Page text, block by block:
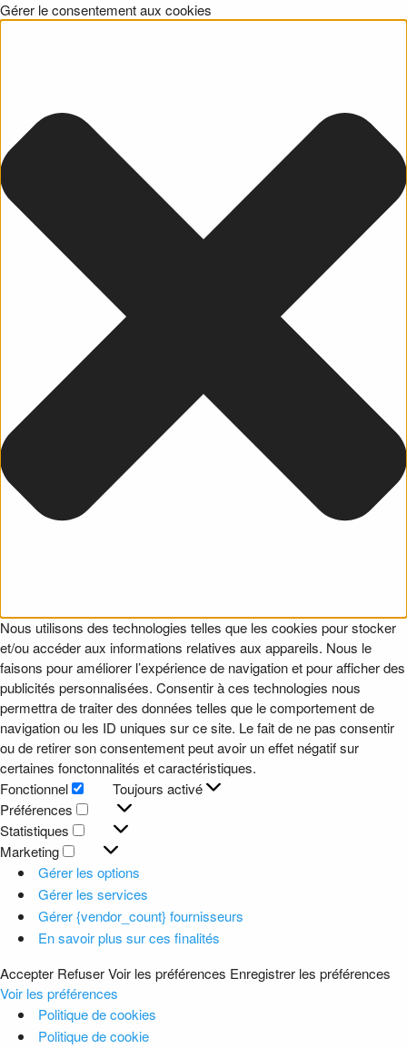
Gérer le consentement aux cookies
Nous utilisons des technologies telles que les cookies pour stocker
et/ou accéder aux informations relatives aux appareils. Nous le
faisons pour améliorer l’expérience de navigation et pour afficher des
publicités personnalisées. Consentir à ces technologies nous
permettra de traiter des données telles que le comportement de
navigation ou les ID uniques sur ce site. Le fait de ne pas consentir
ou de retirer son consentement peut avoir un effet négatif sur
certaines fonctonnalités et caractéristiques.
Fonctionnel
Fonctionnel
Toujours activé
Préférences
Préférences
Statistiques
Statistiques
Marketing
Marketing
Gérer les options
Gérer les services
Gérer {vendor_count} fournisseurs
En savoir plus sur ces finalités
Accepter RefuserVoir les préférences Enregistrer les préférences
Voir les préférences
Politique de cookies
Politique de cookie